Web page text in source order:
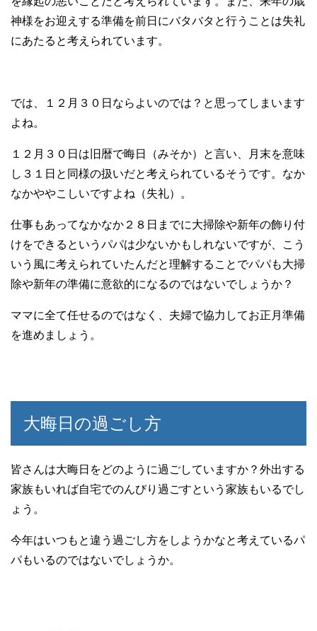
神様をお迎えする準備を前日にバタバタと行うことは失礼
にあたると考えられています。
では、１２月３０日ならよいのでは？と思ってしまいます
よね。
１２月３０日は旧暦で晦日（みそか）と言い、月末を意味
し３１日と同様の扱いだと考えられているそうです。なか
なかややこしいですよね（失礼）。
仕事もあってなかなか２８日までに大掃除や新年の飾り付
けをできるというパパは少ないかもしれないですが、こう
いう風に考えられていたんだと理解することでパパも大掃
除や新年の準備に意欲的になるのではないでしょうか？
ママに全て任せるのではなく、夫婦で協力してお正月準備
を進めましょう。
大晦日の過ごし方
皆さんは大晦日をどのように過ごしていますか？外出する
家族もいれば自宅でのんびり過ごすという家族もいるでし
ょう。
今年はいつもと違う過ごし方をしようかなと考えているパ
パもいるのではないでしょうか。